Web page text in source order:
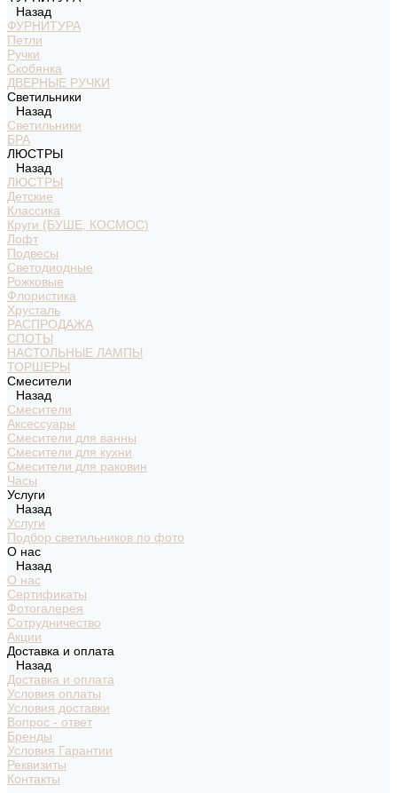
Назад
ФУРНИТУРА
Петли
Ручки
Скобянка
ДВЕРНЫЕ РУЧКИ
Светильники
Назад
Светильники
БРА
ЛЮСТРЫ
Назад
ЛЮСТРЫ
Детские
Классика
Круги (БУШЕ, КОСМОС)
Лофт
Подвесы
Светодиодные
Рожковые
Флористика
Хрусталь
РАСПРОДАЖА
СПОТЫ
НАСТОЛЬНЫЕ ЛАМПЫ
ТОРШЕРЫ
Смесители
Назад
Смесители
Аксессуары
Смесители для ванны
Смесители для кухни
Смесители для раковин
Часы
Услуги
Назад
Услуги
Подбор светильников по фото
О нас
Назад
О нас
Сертификаты
Фотогалерея
Сотрудничество
Акции
Доставка и оплата
Назад
Доставка и оплата
Условия оплаты
Условия доставки
Вопрос - ответ
Бренды
Условия Гарантии
Реквизиты
Контакты